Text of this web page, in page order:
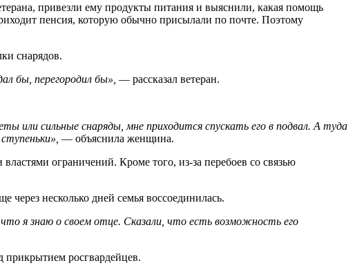
привезли ему продукты питания и выяснили, какая помощь
пенсия, которую обычно присылали по почте. Поэтому
снарядов.
бы, перегородил бы», — рассказал ветеран.
сильные снаряды, мне приходится спускать его в подвал. А туда
— объяснила женщина.
ограничений. Кроме того, из-за перебоев со связью
несколько дней семья воссоединилась.
я знаю о своем отце. Сказали, что есть возможность его
прикрытием росгвардейцев.